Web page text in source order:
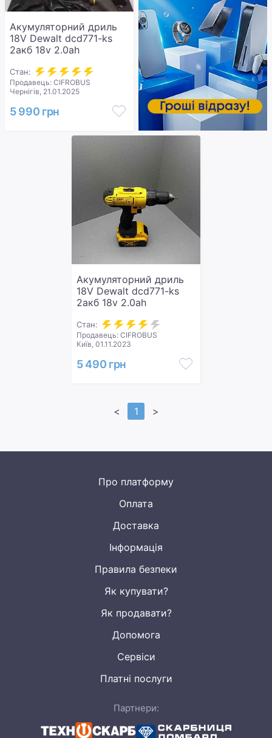
Акумуляторний дриль
18V Dewalt dcd771-ks
2акб 18v 2.0ah
Стан:
Продавець: CIFROBUS
Чернігів, 21.01.2025
5 990 грн
Акумуляторний дриль
18V Dewalt dcd771-ks
2акб 18v 2.0ah
Стан:
Продавець: CIFROBUS
Київ, 01.11.2023
5 490 грн
< 1 >
Про платформу
Оплата
Доставка
Інформація
Правила безпеки
Як купувати?
Як продавати?
Допомога
Сервіси
Платні послуги
Партнери: